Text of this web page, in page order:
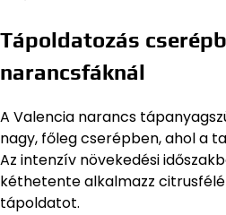
Tápoldatozás
narancsfáknál
A Valencia narancs
nagy, főleg cserépben, ahol a
Az intenzív növekedési
kéthetente alkalmazz
tápoldatot.